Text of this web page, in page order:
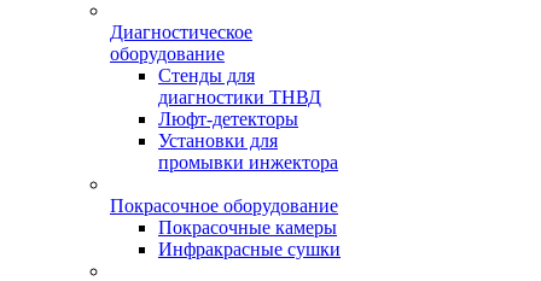
Диагностическое
оборудование
Стенды для
диагностики ТНВД
Люфт-детекторы
Установки для
промывки инжектора
Покрасочное оборудование
Покрасочные камеры
Инфракрасные сушки